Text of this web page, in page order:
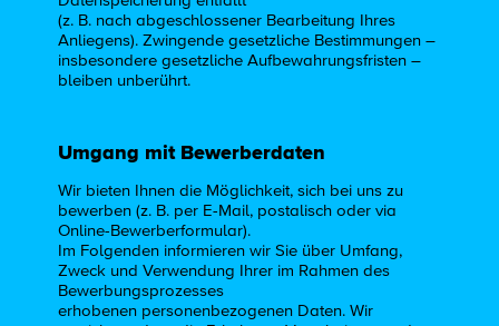
(z. B. nach abgeschlossener Bearbeitung Ihres
Anliegens). Zwingende gesetzliche Bestimmungen –
insbesondere gesetzliche Aufbewahrungsfristen –
bleiben unberührt.
Umgang mit Bewerberdaten
Wir bieten Ihnen die Möglichkeit, sich bei uns zu
bewerben (z. B. per E-Mail, postalisch oder via
Online-Bewerberformular).
Im Folgenden informieren wir Sie über Umfang,
Zweck und Verwendung Ihrer im Rahmen des
Bewerbungsprozesses
erhobenen personenbezogenen Daten. Wir